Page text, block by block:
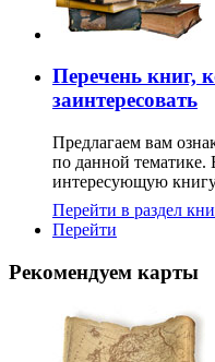
Перечень книг,
заинтересовать
Предлагаем вам
по данной тематике.
интересующую
Перейти в раздел
Перейти
Рекомендуем карты